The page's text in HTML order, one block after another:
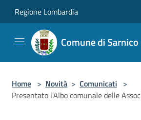
Regione Lombardia
Comune di Sarnico
Home > Novità > Comunicati >
Presentato l'Albo comunale delle